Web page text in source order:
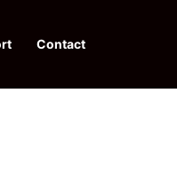
Contact